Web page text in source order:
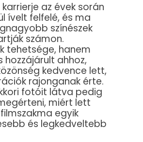
karrierje az évek során
ívelt felfelé, és ma
színészek
számon.
tehetsége, hanem
hozzájárult ahhoz,
kedvence lett,
rajonganak érte.
fotóit látva pedig
miért lett
egyik
és legkedveltebb